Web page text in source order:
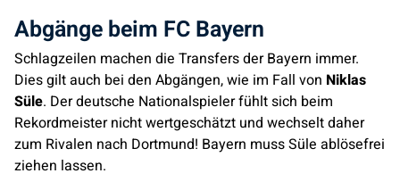
Abgänge beim FC Bayern
Schlagzeilen machen die Transfers der Bayern immer.
Dies gilt auch bei den Abgängen, wie im Fall von Niklas
Süle. Der deutsche Nationalspieler fühlt sich beim
Rekordmeister nicht wertgeschätzt und wechselt daher
zum Rivalen nach Dortmund! Bayern muss Süle ablösefrei
ziehen lassen.